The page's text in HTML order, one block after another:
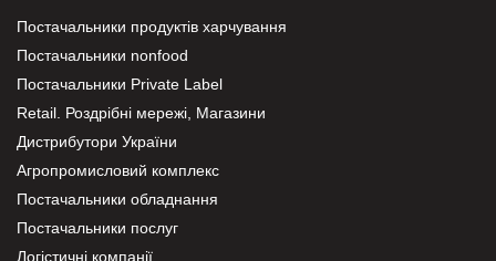
Постачальники продуктів харчування
Постачальники nonfood
Постачальники Private Label
Retail. Роздрібні мережі, Магазини
Дистрибутори України
Агропромисловий комплекс
Постачальники обладнання
Постачальники послуг
Логістичні компанії